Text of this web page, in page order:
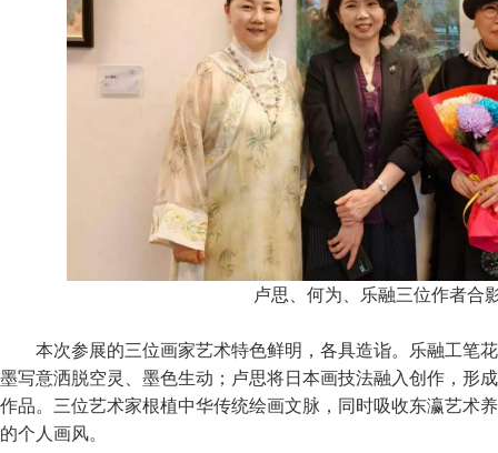
卢思、何为、乐融三位作者合
本次参展的三位画家艺术特色鲜明，各具造诣。乐融工笔
墨写意洒脱空灵、墨色生动；卢思将日本画技法融入创作，形
作品。三位艺术家根植中华传统绘画文脉，同时吸收东瀛艺术
的个人画风。